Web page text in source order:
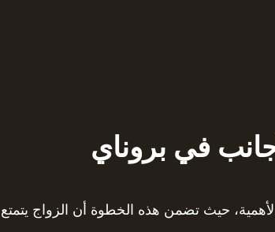
في بروناي
حيث تضمن هذه الخطوة أن الزواج يتمتع